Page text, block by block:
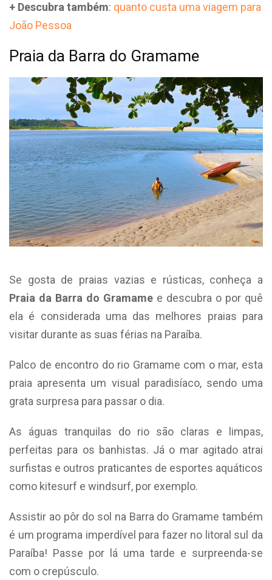
+ Descubra também: quanto custa uma viagem para
João Pessoa
Praia da Barra do Gramame
Se gosta de praias vazias e rústicas, conheça a
Praia da Barra do Gramame e descubra o por quê
ela é considerada uma das melhores praias para
visitar durante as suas férias na Paraíba.
Palco de encontro do rio Gramame com o mar, esta
praia apresenta um visual paradisíaco, sendo uma
grata surpresa para passar o dia.
As águas tranquilas do rio são claras e limpas,
perfeitas para os banhistas. Já o mar agitado atrai
surfistas e outros praticantes de esportes aquáticos
como kitesurf e windsurf, por exemplo.
Assistir ao pôr do sol na Barra do Gramame também
é um programa imperdível para fazer no litoral sul da
Paraíba! Passe por lá uma tarde e surpreenda-se
com o crepúsculo.